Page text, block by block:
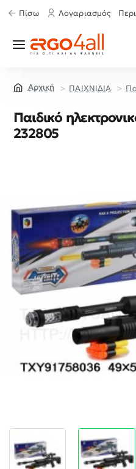
Πίσω Λογαριασμός
ΠΑΙΧΝΙΔΙΑ
Παιδικό
232805